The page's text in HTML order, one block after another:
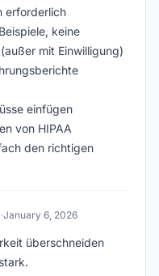
erforderlich
keine
mit Einwilligung)
einfügen
von HIPAA
den richtigen
·January 6, 2026
überschneiden